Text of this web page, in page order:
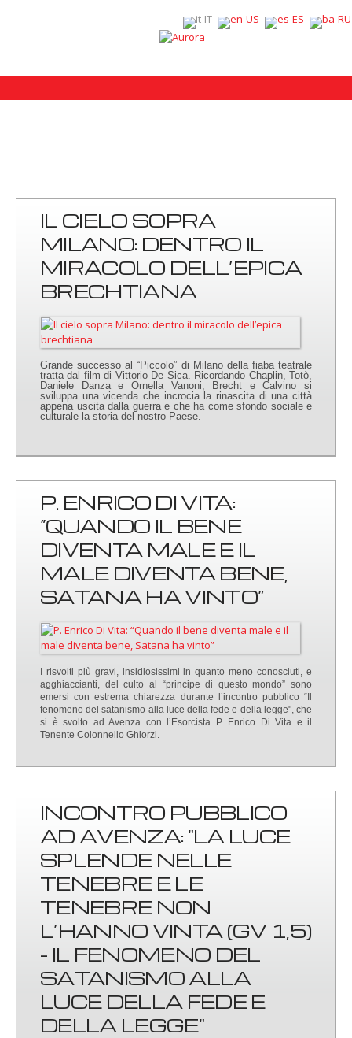
IL CIELO SOPRA
MILANO: DENTRO IL
MIRACOLO DELL’EPICA
BRECHTIANA
Grande successo al “Piccolo” di Milano della fiaba teatrale
tratta dal film di Vittorio De Sica. Ricordando Chaplin, Totò,
Daniele Danza e Ornella Vanoni, Brecht e Calvino si
sviluppa una vicenda che incrocia la rinascita di una città
appena uscita dalla guerra e che ha come sfondo sociale e
culturale la storia del nostro Paese.
P. ENRICO DI VITA:
“QUANDO IL BENE
DIVENTA MALE E IL
MALE DIVENTA BENE,
SATANA HA VINTO”
I risvolti più gravi, insidiosissimi in quanto meno conosciuti, e
agghiaccianti, del culto al “principe di questo mondo” sono
emersi con estrema chiarezza durante l’incontro pubblico “Il
fenomeno del satanismo alla luce della fede e della legge", che
si è svolto ad Avenza con l’Esorcista P. Enrico Di Vita e il
Tenente Colonnello Ghiorzi.
INCONTRO PUBBLICO
AD AVENZA: "LA LUCE
SPLENDE NELLE
TENEBRE E LE
TENEBRE NON
L’HANNO VINTA (GV 1,5)
- IL FENOMENO DEL
SATANISMO ALLA
LUCE DELLA FEDE E
DELLA LEGGE"